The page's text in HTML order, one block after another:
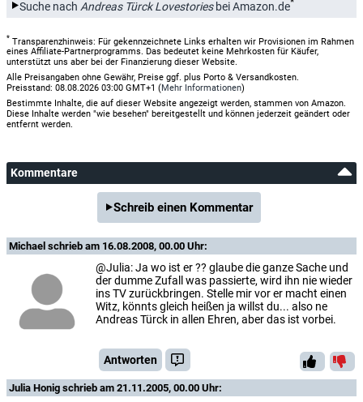
Suche nach Andreas Türck Lovestoriesbei Amazon.de
* Transparenzhinweis: Für gekennzeichnete Links erhalten wir Provisionen im Rahmen
eines Affiliate-Partnerprogramms. Das bedeutet keine Mehrkosten für Käufer,
unterstützt uns aber bei der Finanzierung dieser Website.
Alle Preisangaben ohne Gewähr, Preise ggf. plus Porto & Versandkosten.
Preisstand: 08.08.2026 03:00 GMT+1 (Mehr Informationen)
Bestimmte Inhalte, die auf dieser Website angezeigt werden, stammen von Amazon.
Diese Inhalte werden "wie besehen" bereitgestellt und können jederzeit geändert oder
entfernt werden.
Kommentare
Schreib einen Kommentar
Michael schrieb am 16.08.2008, 00.00 Uhr:
@Julia: Ja wo ist er ?? glaube die ganze Sache und
der dumme Zufall was passierte, wird ihn nie wieder
ins TV zurückbringen. Stelle mir vor er macht einen
Witz, könnts gleich heißen ja willst du... also ne
Andreas Türck in allen Ehren, aber das ist vorbei.
Antworten
Julia Honig schrieb am 21.11.2005, 00.00 Uhr: